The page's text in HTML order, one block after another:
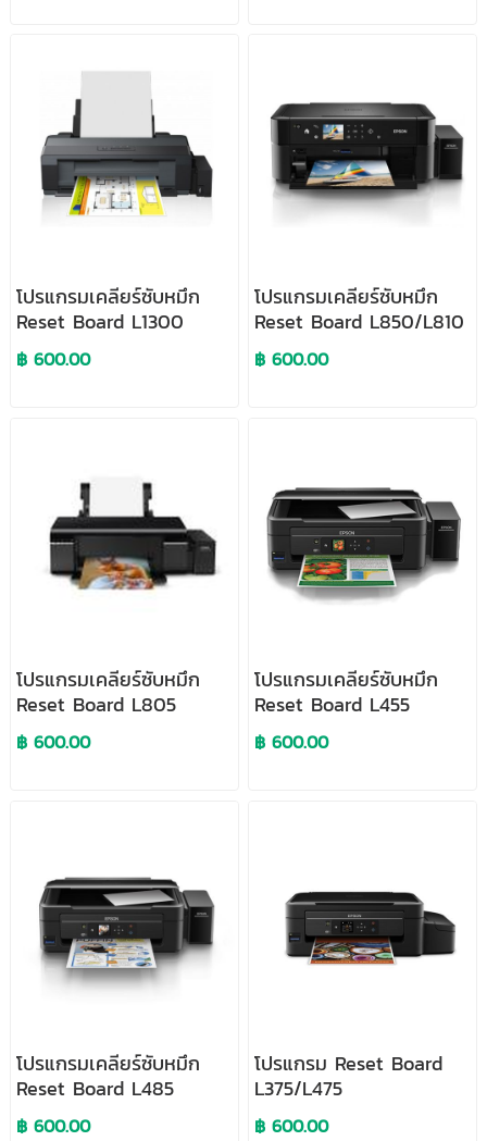
โปรแกรมเคลียร์ซับหมึก
Reset Board L1300
฿ 600.00
โปรแกรมเคลียร์ซับหมึก
Reset Board L850/L810
฿ 600.00
โปรแกรมเคลียร์ซับหมึก
Reset Board L805
฿ 600.00
โปรแกรมเคลียร์ซับหมึก
Reset Board L455
฿ 600.00
โปรแกรมเคลียร์ซับหมึก
Reset Board L485
฿ 600.00
โปรแกรม Reset Board
L375/L475
฿ 600.00